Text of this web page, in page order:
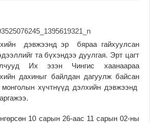
дэвжээнд эр бяраа гайхуулсан
та бүхэндээ дуулгая. Эрт цагт
Их эзэн Чингис хаанаараа
дахиныг байлдан дагуулж байсан
монголын хүчтнүүд дэлхийн дэвжээнд
10 сарын 26-аас 11 сарын 02-ны